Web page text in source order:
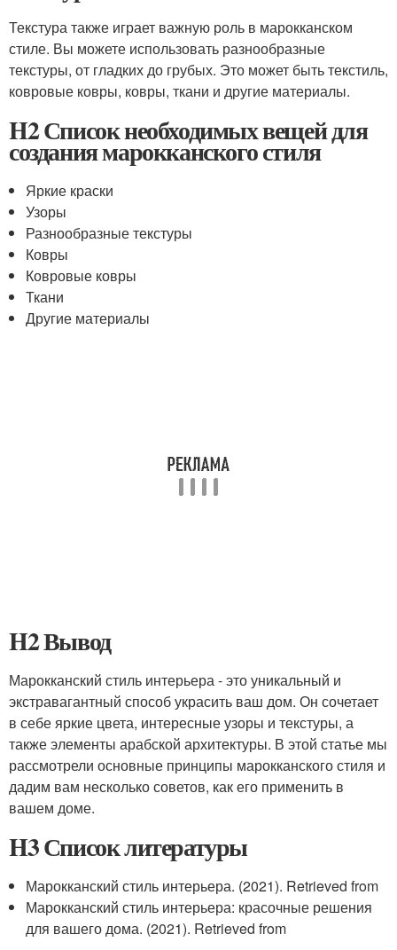
Текстура также играет важную роль в марокканском
стиле. Вы можете использовать разнообразные
текстуры, от гладких до грубых. Это может быть текстиль,
ковровые ковры, ковры, ткани и другие материалы.
H2 Список необходимых вещей для
создания марокканского стиля
Яркие краски
Узоры
Разнообразные текстуры
Ковры
Ковровые ковры
Ткани
Другие материалы
H2 Вывод
Марокканский стиль интерьера - это уникальный и
экстравагантный способ украсить ваш дом. Он сочетает
в себе яркие цвета, интересные узоры и текстуры, а
также элементы арабской архитектуры. В этой статье мы
рассмотрели основные принципы марокканского стиля и
дадим вам несколько советов, как его применить в
вашем доме.
H3 Список литературы
Марокканский стиль интерьера. (2021). Retrieved from
Марокканский стиль интерьера: красочные решения
для вашего дома. (2021). Retrieved from